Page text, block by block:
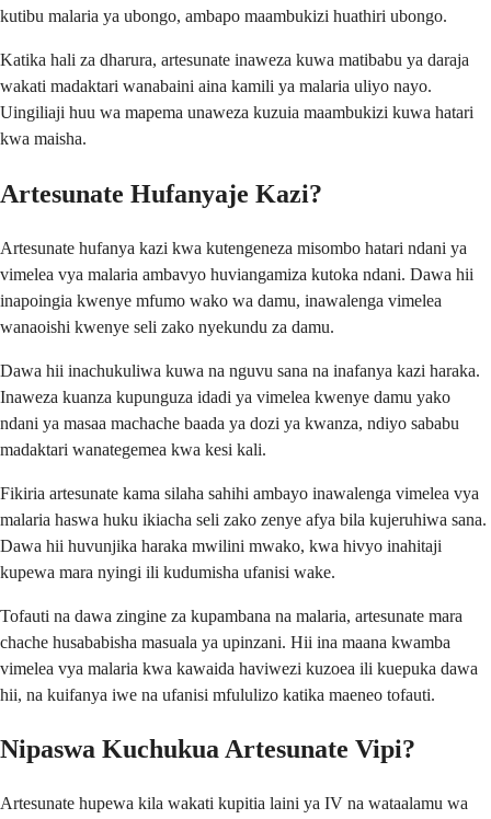
kutibu malaria ya ubongo, ambapo maambukizi huathiri ubongo.
Katika hali za dharura, artesunate inaweza kuwa matibabu ya daraja
wakati madaktari wanabaini aina kamili ya malaria uliyo nayo.
Uingiliaji huu wa mapema unaweza kuzuia maambukizi kuwa hatari
kwa maisha.
Artesunate Hufanyaje Kazi?
Artesunate hufanya kazi kwa kutengeneza misombo hatari ndani ya
vimelea vya malaria ambavyo huviangamiza kutoka ndani. Dawa hii
inapoingia kwenye mfumo wako wa damu, inawalenga vimelea
wanaoishi kwenye seli zako nyekundu za damu.
Dawa hii inachukuliwa kuwa na nguvu sana na inafanya kazi haraka.
Inaweza kuanza kupunguza idadi ya vimelea kwenye damu yako
ndani ya masaa machache baada ya dozi ya kwanza, ndiyo sababu
madaktari wanategemea kwa kesi kali.
Fikiria artesunate kama silaha sahihi ambayo inawalenga vimelea vya
malaria haswa huku ikiacha seli zako zenye afya bila kujeruhiwa sana.
Dawa hii huvunjika haraka mwilini mwako, kwa hivyo inahitaji
kupewa mara nyingi ili kudumisha ufanisi wake.
Tofauti na dawa zingine za kupambana na malaria, artesunate mara
chache husababisha masuala ya upinzani. Hii ina maana kwamba
vimelea vya malaria kwa kawaida haviwezi kuzoea ili kuepuka dawa
hii, na kuifanya iwe na ufanisi mfululizo katika maeneo tofauti.
Nipaswa Kuchukua Artesunate Vipi?
Artesunate hupewa kila wakati kupitia laini ya IV na wataalamu wa